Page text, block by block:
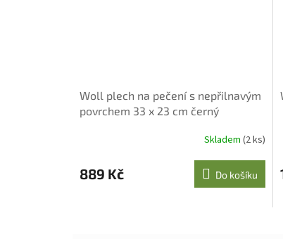
Woll plech na pečení s nepřilnavým
povrchem 33 x 23 cm černý
Skladem (2 ks)
889 Kč Do košíku